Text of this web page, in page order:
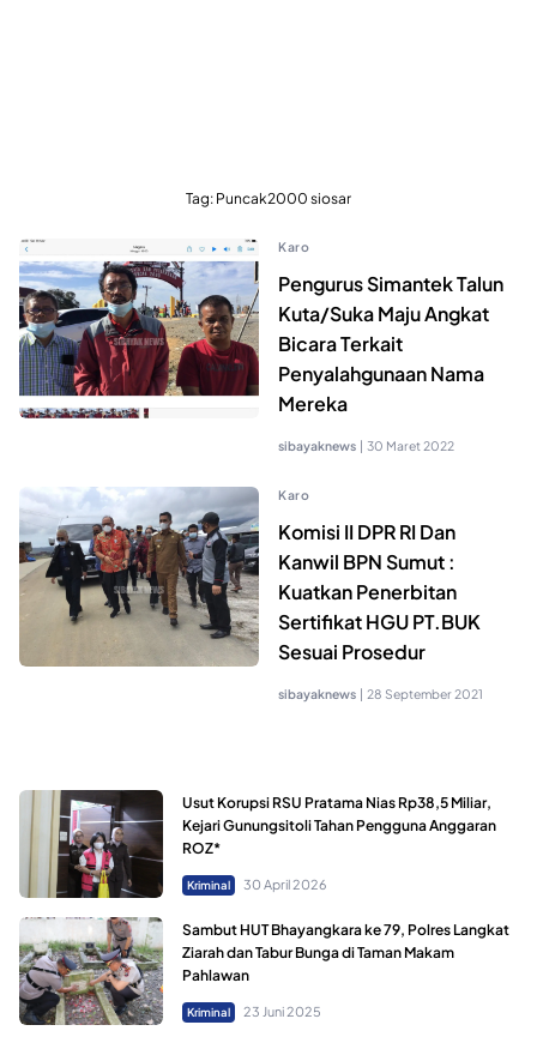
Tag: Puncak2000 siosar
Karo
Pengurus Simantek Talun
Kuta/Suka Maju Angkat
Bicara Terkait
Penyalahgunaan Nama
Mereka
sibayaknews | 30 Maret 2022
Karo
Komisi II DPR RI Dan
Kanwil BPN Sumut :
Kuatkan Penerbitan
Sertifikat HGU PT.BUK
Sesuai Prosedur
sibayaknews | 28 September 2021
Usut Korupsi RSU Pratama Nias Rp38,5 Miliar,
Kejari Gunungsitoli Tahan Pengguna Anggaran
ROZ*
Kriminal 30 April 2026
Sambut HUT Bhayangkara ke 79, Polres Langkat
Ziarah dan Tabur Bunga di Taman Makam
Pahlawan
Kriminal 23 Juni 2025